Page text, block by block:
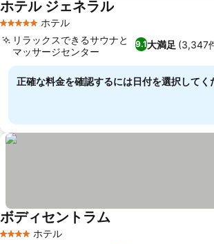
5 ホテルのランク
ホテル
ホテル ジェネラル
9.1大満足 (3,347
リラックスできるサウナと
マッサージセンター
正確な料金を確認するには日付を選択してく
4 ホテルのランク
ホテル
ボディセントラム料金を表示